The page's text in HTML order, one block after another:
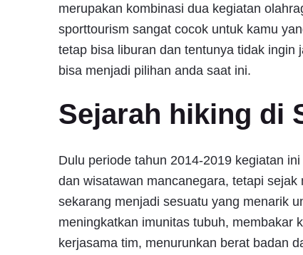
merupakan kombinasi dua kegiatan
sporttourism sangat cocok untuk kamu
tetap bisa liburan dan tentunya tidak ingin
bisa menjadi pilihan anda saat ini.
Sejarah hiking di
Dulu periode tahun 2014-2019 kegiatan
dan wisatawan mancanegara, tetapi
sekarang menjadi sesuatu yang menarik
meningkatkan imunitas tubuh, membakar
kerjasama tim, menurunkan berat badan